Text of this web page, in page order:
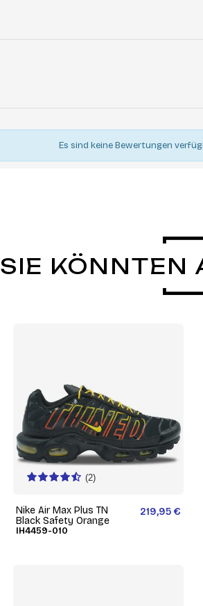
Es sind keine Bewertungen
SIE KÖNNTEN
(2)
Nike Air Max Plus TN
Black Safety Orange
IH4459-010
219,95 €